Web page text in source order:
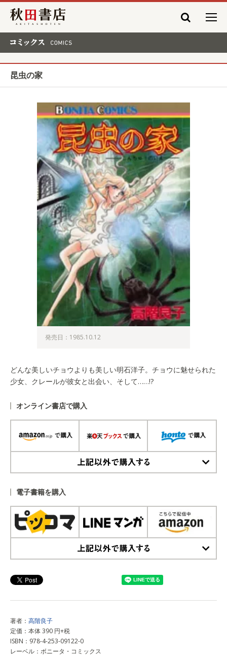
秋田書店
昆虫の家
発売日：1985.10.12
どんな美しいチョウよりも美しい明石洋子。チョウに魅せられた
少女、クレールが彼女と出会い、そして……!?
オンライン書店で購入
電子書籍を購入
著者： 高階良子
定価：本体 390 円+税
ISBN：978-4-253-09122-0
レーベル：ボニータ・コミックス